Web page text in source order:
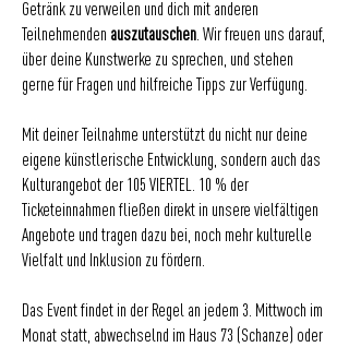
Getränk zu verweilen und dich mit anderen
Teilnehmenden auszutauschen. Wir freuen uns darauf,
über deine Kunstwerke zu sprechen, und stehen
gerne für Fragen und hilfreiche Tipps zur Verfügung.
Mit deiner Teilnahme unterstützt du nicht nur deine
eigene künstlerische Entwicklung, sondern auch das
Kulturangebot der 105 VIERTEL. 10 % der
Ticketeinnahmen fließen direkt in unsere vielfältigen
Angebote und tragen dazu bei, noch mehr kulturelle
Vielfalt und Inklusion zu fördern.
Das Event findet in der Regel an jedem 3. Mittwoch im
Monat statt, abwechselnd im Haus 73 (Schanze) oder